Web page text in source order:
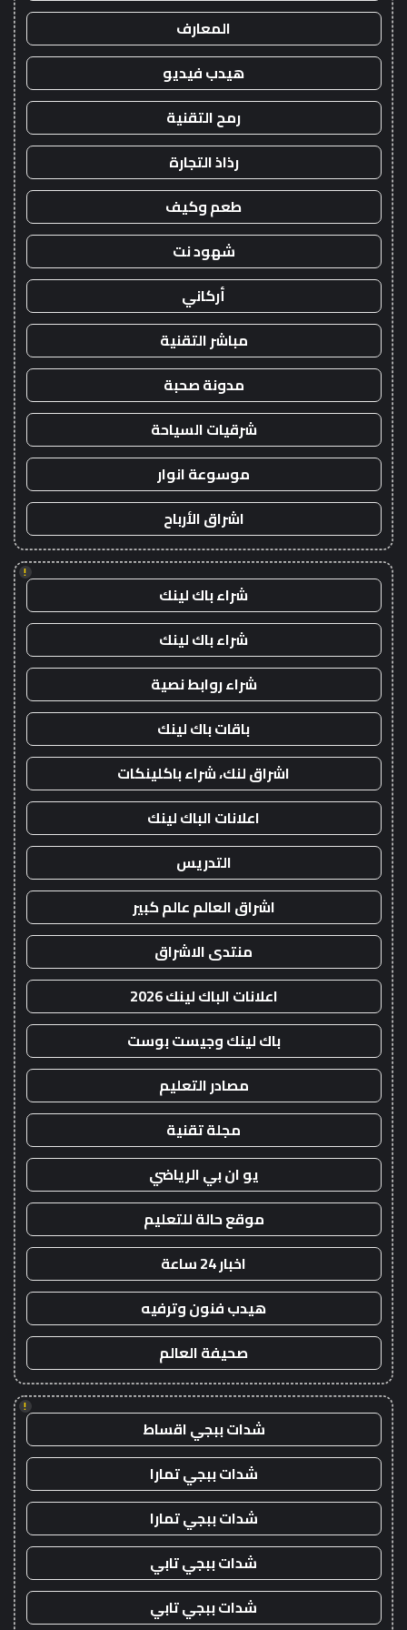
المعارف
هيدب فيديو
رمح التقنية
رذاذ التجارة
طعم وكيف
شهود نت
أركاني
مباشر التقنية
مدونة صحبة
شرقيات السياحة
موسوعة انوار
اشراق الأرباح
!
شراء باك لينك
شراء باك لينك
شراء روابط نصية
باقات باك لينك
اشراق لنك، شراء باكلينكات
اعلانات الباك لينك
التدريس
اشراق العالم عالم كبير
منتدى الاشراق
اعلانات الباك لينك 2026
باك لينك وجيست بوست
مصادر التعليم
مجلة تقنية
يو ان بي الرياضي
موقع حالة للتعليم
اخبار 24 ساعة
هيدب فنون وترفيه
صحيفة العالم
!
شدات ببجي اقساط
شدات ببجي تمارا
شدات ببجي تمارا
شدات ببجي تابي
شدات ببجي تابي